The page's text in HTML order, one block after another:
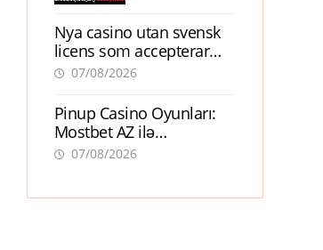
ເຕີບໂຕ
Nya casino utan svensk
licens som accepterar
Swish: En jämförelse
07/08/2026
Pinup Casino Oyunları:
Mostbet AZ ilə
Müqayisədə Nə Təqdim
07/08/2026